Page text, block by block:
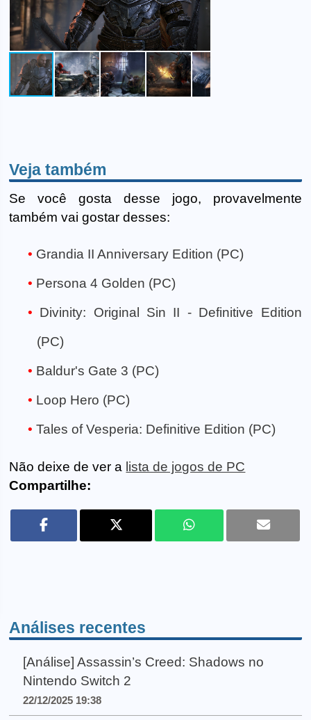
Veja também
Se você gosta desse jogo, provavelmente
também vai gostar desses:
Grandia II Anniversary Edition (PC)
Persona 4 Golden (PC)
Divinity: Original Sin II - Definitive Edition
(PC)
Baldur's Gate 3 (PC)
Loop Hero (PC)
Tales of Vesperia: Definitive Edition (PC)
Não deixe de ver a lista de jogos de PC
Compartilhe:
Análises recentes
[Análise] Assassin’s Creed: Shadows no
Nintendo Switch 2
22/12/2025 19:38